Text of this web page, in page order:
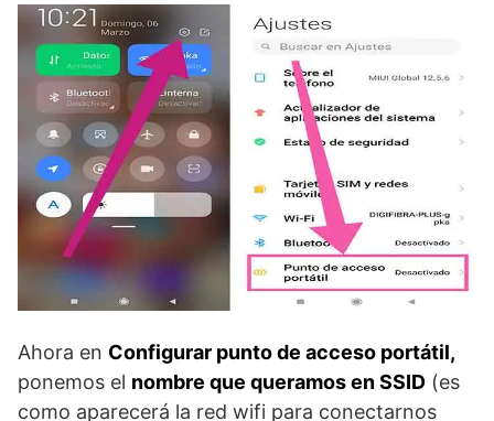
Ahora en Configurar punto de acceso portátil,
ponemos el nombre que queramos en SSID (es
como aparecerá la red wifi para conectarnos